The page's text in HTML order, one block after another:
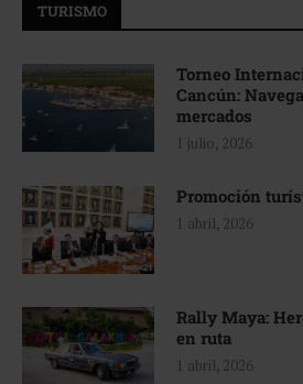
TURISMO
Torneo
Cancún:
mercados
1 julio, 2026
Promoción
1 abril, 2026
Rally Maya:
en ruta
1 abril, 2026